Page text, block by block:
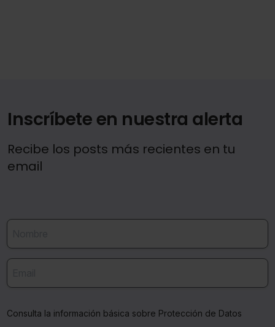
Inscríbete en nuestra alerta
Recibe los posts más recientes en tu
email
Consulta la información básica sobre Protección de Datos